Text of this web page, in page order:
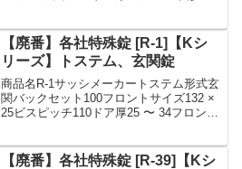
ズ☆R-9☆Kシリーズ☆☆ 玄...
【廃番】各社特殊錠 [R-1]【Kシ
リーズ】トステム、玄関錠
商品名R-1サッシメーカートステム形式玄
関バックセット100フロントサイズ132 ×
25ビスピッチ110ドア厚25 〜 34フロント
【廃番】各社特殊錠 [R-39]【Kシ